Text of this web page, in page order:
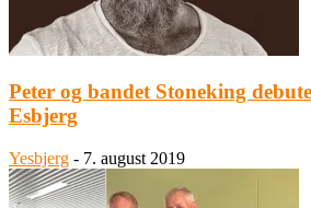
Peter og bandet Stoneking
Esbjerg
Yesbjerg - 7. august 2019